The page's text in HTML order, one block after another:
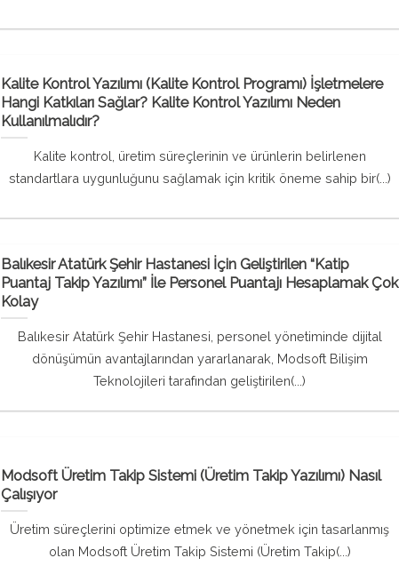
Kalite Kontrol Yazılımı (Kalite Kontrol Programı) İşletmelere
Hangi Katkıları Sağlar? Kalite Kontrol Yazılımı Neden
Kullanılmalıdır?
Kalite kontrol, üretim süreçlerinin ve ürünlerin belirlenen
standartlara uygunluğunu sağlamak için kritik öneme sahip bir(...)
Balıkesir Atatürk Şehir Hastanesi İçin Geliştirilen “Katip
Puantaj Takip Yazılımı” İle Personel Puantajı Hesaplamak Çok
Kolay
Balıkesir Atatürk Şehir Hastanesi, personel yönetiminde dijital
dönüşümün avantajlarından yararlanarak, Modsoft Bilişim
Teknolojileri tarafından geliştirilen(...)
Modsoft Üretim Takip Sistemi (Üretim Takip Yazılımı) Nasıl
Çalışıyor
Üretim süreçlerini optimize etmek ve yönetmek için tasarlanmış
olan Modsoft Üretim Takip Sistemi (Üretim Takip(...)